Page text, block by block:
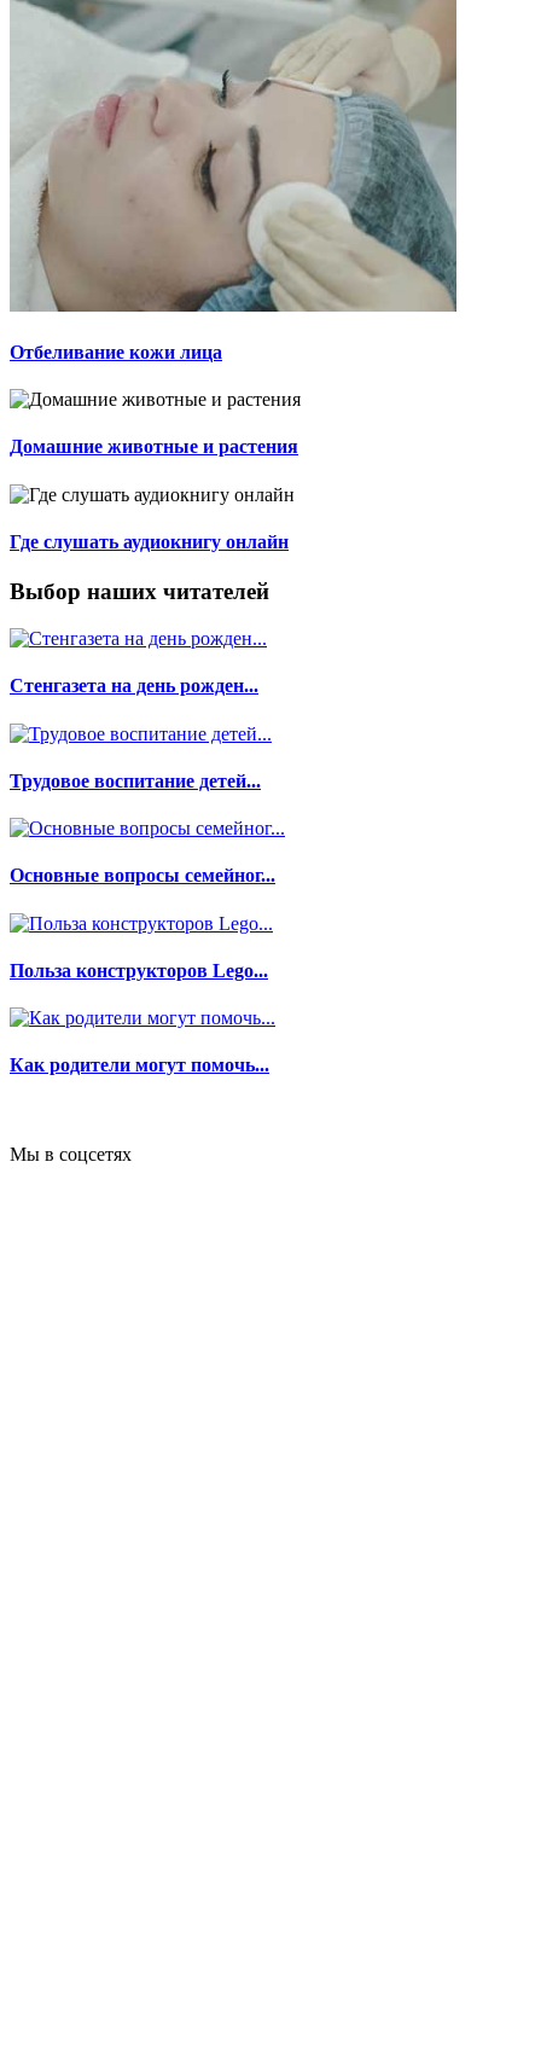
Отбеливание кожи лица
Домашние животные и растения
Где слушать аудиокнигу онлайн
Выбор наших читателей
Стенгазета на день рожден...
Трудовое воспитание детей...
Основные вопросы семейног...
Польза конструкторов Lego...
Как родители могут помочь...
Мы в соцсетях